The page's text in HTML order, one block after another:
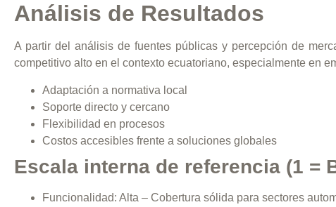
Análisis de Resultados
A partir del análisis de fuentes públicas y percepción de
competitivo alto en el contexto ecuatoriano, especialmente en
Adaptación a normativa local
Soporte directo y cercano
Flexibilidad en procesos
Costos accesibles frente a soluciones globales
Escala interna de referencia (1 =
Funcionalidad: Alta – Cobertura sólida para sectores